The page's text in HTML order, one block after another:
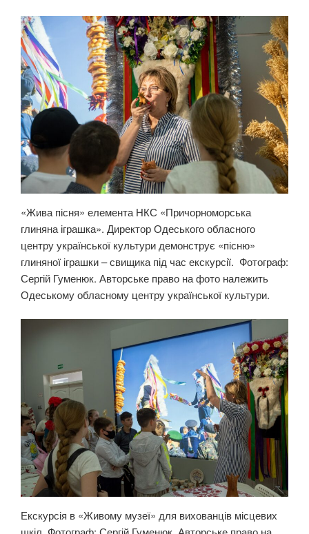
«Жива пісня» елемента НКС «Причорноморська
глиняна іграшка». Директор Одеського обласного
центру української культури демонструє «пісню»
глиняної іграшки – свищика під час екскурсії. Фотограф:
Сергій Гуменюк. Авторське право на фото належить
Одеському обласному центру української культури.
Екскурсія в «Живому музеї» для вихованців місцевих